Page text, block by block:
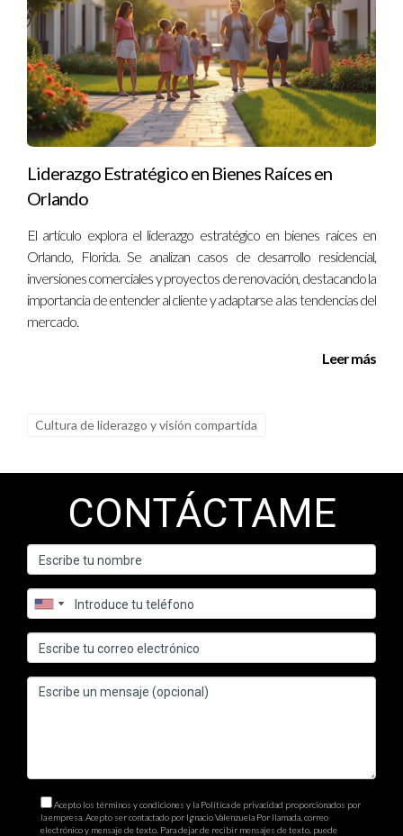
contactarme al(130) 577-64866. Estoy aquí para ayudarte a
lograr tus objetivos empresariales.
Liderazgo Estratégico en Bienes Raíces en
Orlando
El artículo explora el liderazgo estratégico en bienes raíces en
Orlando, Florida. Se analizan casos de desarrollo residencial,
inversiones comerciales y proyectos de renovación, destacando la
importancia de entender al cliente y adaptarse a las tendencias del
mercado.
Leer más
Cultura de liderazgo y visión compartida
CONTÁCTAME
Acepto los términos y condiciones y la Política de privacidad proporcionados por
la empresa. Acepto ser contactado por Ignacio Valenzuela Por llamada, correo
electrónico y mensaje de texto. Para dejar de recibir mensajes de texto, puede